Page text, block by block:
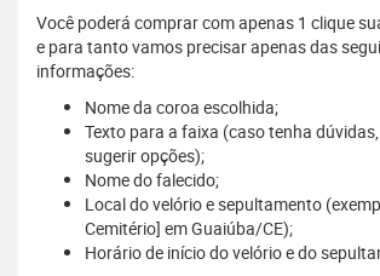
Você poderá comprar com apenas 1 clique
e para tanto vamos precisar apenas das
informações:
Nome da coroa escolhida;
Texto para a faixa (caso tenha
sugerir opções);
Nome do falecido;
Local do velório e sepultamento
Cemitério] em Guaiúba/CE);
Horário de início do velório e do